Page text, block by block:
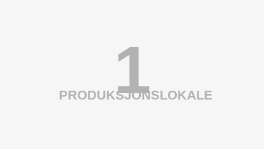
1
PRODUKSJONSLOKALE